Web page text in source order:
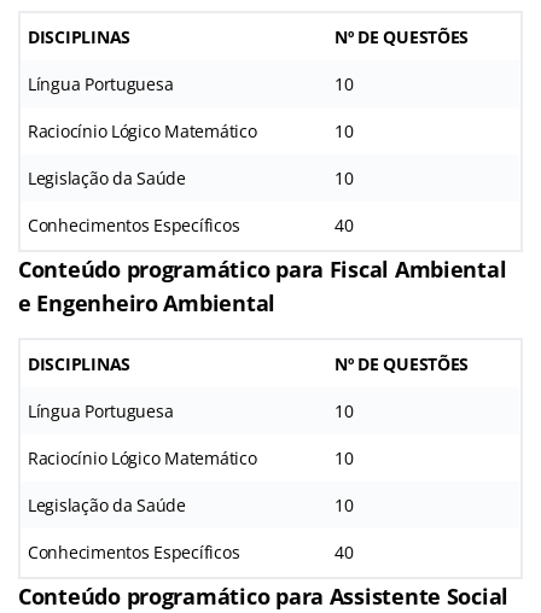
DISCIPLINAS Nº DE QUESTÕES
Língua Portuguesa 10
Raciocínio Lógico Matemático 10
Legislação da Saúde 10
Conhecimentos Específicos 40
Conteúdo programático para Fiscal Ambiental
e Engenheiro Ambiental
DISCIPLINAS Nº DE QUESTÕES
Língua Portuguesa 10
Raciocínio Lógico Matemático 10
Legislação da Saúde 10
Conhecimentos Específicos 40
Conteúdo programático para Assistente Social